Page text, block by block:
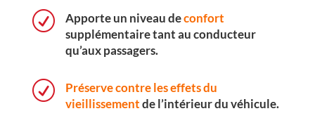
R Apporte un niveau deconfort
supplémentaire tant au conducteur
qu’aux passagers.
R
Préserve contre les effets du
vieillissementde l’intérieur du véhicule.